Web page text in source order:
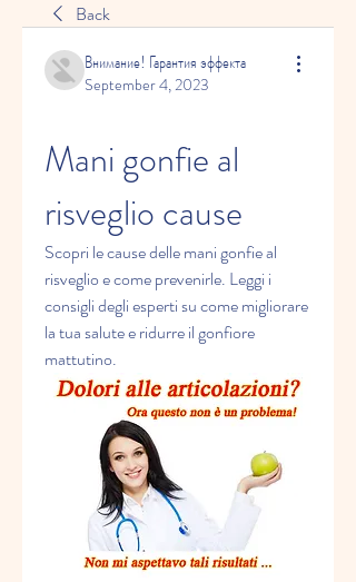
Back
Внимание! Гарантия эффекта
September 4, 2023
Mani gonfie al
risveglio cause
Scopri le cause delle mani gonfie al
risveglio e come prevenirle. Leggi i
consigli degli esperti su come migliorare
la tua salute e ridurre il gonfiore
mattutino.